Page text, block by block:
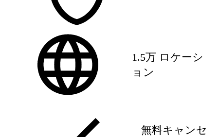
1.5万 ロケーシ
ョン
無料キャンセ